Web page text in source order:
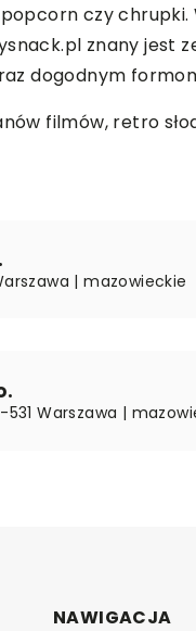
czy
znany jest
dogodnym
filmów, retro
| mazowieckie
531 Warszawa |
NAWIGACJA